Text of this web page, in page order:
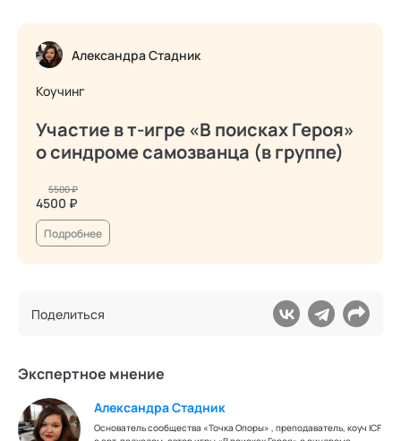
Александра Стадник
Коучинг
Участие в т-игре «В поисках Героя»
о синдроме самозванца (в группе)
4500 ₽
5500 ₽
Подробнее
Поделиться
Экспертное мнение
Александра Стадник
Основатель сообщества «Точка Опоры» , преподаватель, коуч ICF